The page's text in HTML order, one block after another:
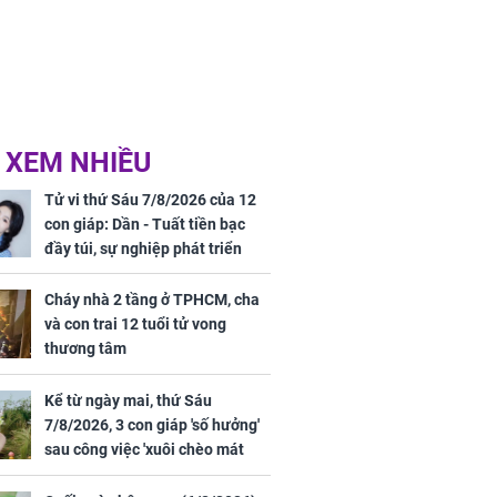
NHIỀU
Tử vi thứ Sáu 7/8/2026 của 12
con giáp: Dần - Tuất tiền bạc
đầy túi, sự nghiệp phát triển
hưng thịnh, Mão - Thân tài lộc
ảm đạm, mọi sự khó thành công
mỹ mãn
Cháy nhà 2 tầng ở TPHCM, cha
và con trai 12 tuổi tử vong
thương tâm
Kể từ ngày mai, thứ Sáu
7/8/2026, 3 con giáp 'số hưởng'
sau công việc 'xuôi chèo mát
mái', tiền tài 'thu về như nước',